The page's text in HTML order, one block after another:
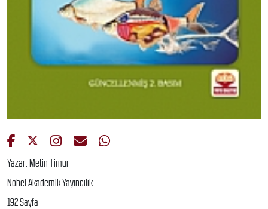
Yazar: Metin Timur
Nobel Akademik Yayıncılık
192 Sayfa